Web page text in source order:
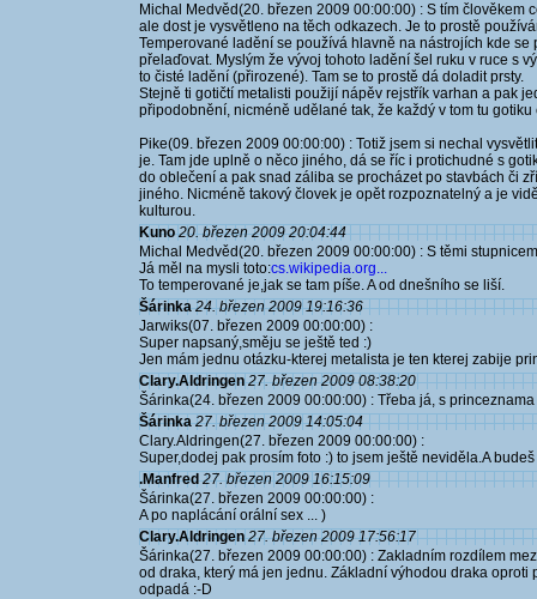
Michal Medvěd(20. březen 2009 00:00:00) : S tím člověkem
ale dost je vysvětleno na těch odkazech. Je to prostě
Temperované ladění se používá hlavně na nástrojích kde
přelaďovat. Myslým že vývoj tohoto ladění šel ruku v ruce s
to čisté ladění (přirozené). Tam se to prostě dá doladit prsty.
Stejně ti gotičtí metalisti použijí nápěv rejstřík varhan a pak
připodobnění, nicméně udělané tak, že každý v tom tu
Pike(09. březen 2009 00:00:00) : Totiž jsem si nechal
je. Tam jde uplně o něco jiného, dá se říc i protichudné s
do oblečení a pak snad záliba se procházet po stavbách či
jiného. Nicméně takový človek je opět rozpoznatelný a je
kulturou.
Kuno 20. březen 2009 20:04:44
Michal Medvěd(20. březen 2009 00:00:00) : S těmi
Já měl na mysli toto:cs.wikipedia.org...
To temperované je,jak se tam píše. A od dnešního se liší.
Šárinka 24. březen 2009 19:16:36
Jarwiks(07. březen 2009 00:00:00) :
Super napsaný,směju se ještě ted :)
Jen mám jednu otázku-kterej metalista je ten kterej zabije
Clary.Aldringen 27. březen 2009 08:38:20
Šárinka(24. březen 2009 00:00:00) : Třeba já, s
Šárinka 27. březen 2009 14:05:04
Clary.Aldringen(27. březen 2009 00:00:00) :
Super,dodej pak prosím foto :) to jsem ještě neviděla.A
.Manfred 27. březen 2009 16:15:09
Šárinka(27. březen 2009 00:00:00) :
A po naplácání orální sex ... )
Clary.Aldringen 27. březen 2009 17:56:17
Šárinka(27. březen 2009 00:00:00) : Zakladním rozdílem
od draka, který má jen jednu. Základní výhodou draka
odpadá :-D